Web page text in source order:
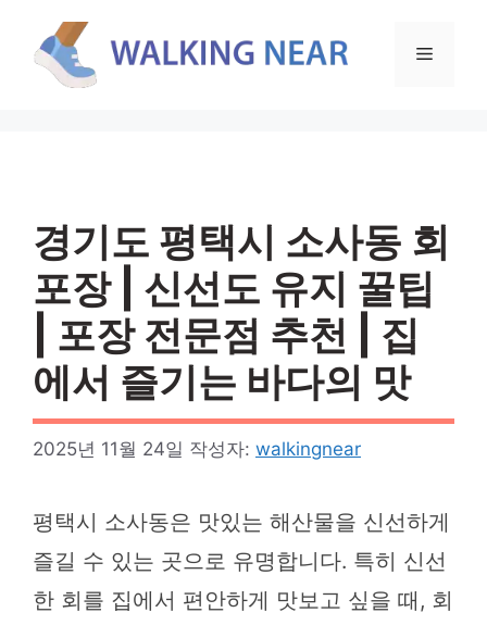
메
경기도 평택시 소사동 회
포장 | 신선도 유지 꿀팁
| 포장 전문점 추천 | 집
에서 즐기는 바다의 맛
2025년 11월 24일 작성자: walkingnear
평택시 소사동은 맛있는 해산물을 신선하게
즐길 수 있는 곳으로 유명합니다. 특히 신선
한 회를 집에서 편안하게 맛보고 싶을 때, 회